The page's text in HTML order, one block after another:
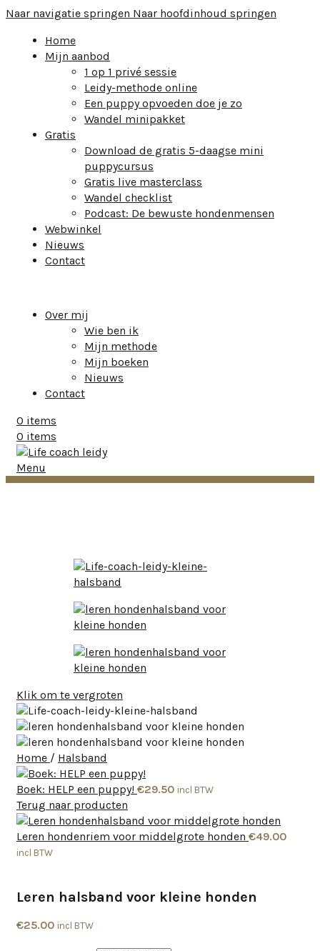
Naar navigatie springen Naar hoofdinhoud springen
Home
Mijn aanbod
1 op 1 privé sessie
Leidy-methode online
Een puppy opvoeden doe je zo
Wandel minipakket
Gratis
Download de gratis 5-daagse mini
puppycursus
Gratis live masterclass
Wandel checklist
Podcast: De bewuste hondenmensen
Webwinkel
Nieuws
Contact
Over mij
Wie ben ik
Mijn methode
Mijn boeken
Nieuws
Contact
0 items
0 items
Menu
Klik om te vergroten
Home / Halsband
Boek: HELP een puppy! €29.50 incl BTW
Terug naar producten
Leren hondenriem voor middelgrote honden €49.00
incl BTW
Leren halsband voor kleine honden
€25.00 incl BTW